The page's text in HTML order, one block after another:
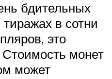
бдительных
в сотни
это
монет
может